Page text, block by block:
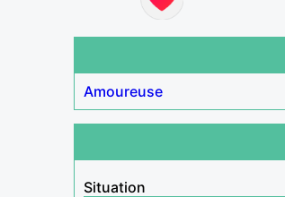
Amoureuse
Situation